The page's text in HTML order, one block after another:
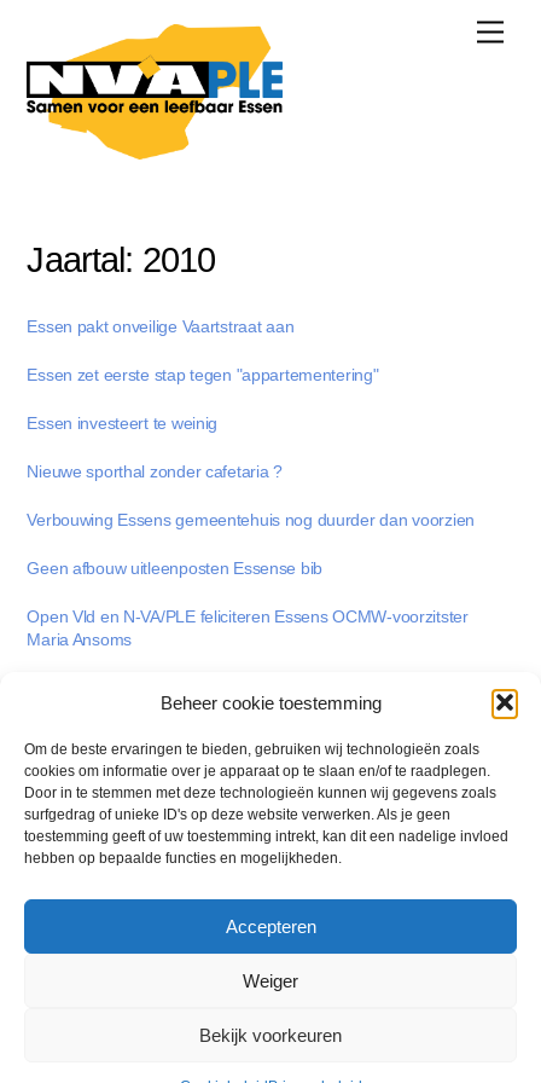
Beheer cookie toestemming
Om de beste ervaringen te bieden, gebruiken wij technologieën zoals
cookies om informatie over je apparaat op te slaan en/of te raadplegen.
Door in te stemmen met deze technologieën kunnen wij gegevens zoals
surfgedrag of unieke ID's op deze website verwerken. Als je geen
toestemming geeft of uw toestemming intrekt, kan dit een nadelige invloed
hebben op bepaalde functies en mogelijkheden.
Accepteren
Weiger
Bekijk voorkeuren
Jaartal: 2010
Essen pakt onveilige Vaartstraat aan
Essen zet eerste stap tegen "appartementering"
Essen investeert te weinig
Nieuwe sporthal zonder cafetaria ?
Verbouwing Essens gemeentehuis nog duurder dan voorzien
Geen afbouw uitleenposten Essense bib
Open Vld en N-VA/PLE feliciteren Essens OCMW-voorzitster
Maria Ansoms
Essen gaat sneeuw efficiënter aanpakken
1 2 3 4
Top
Website door Billie Branding